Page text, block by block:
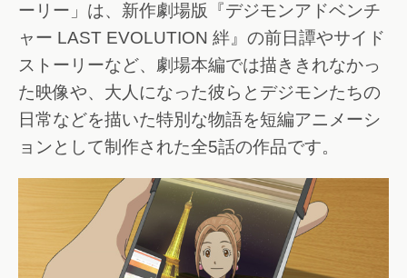
ーリー」は、新作劇場版『デジモンアドベンチ
ャー LAST EVOLUTION 絆』の前日譚やサイド
ストーリーなど、劇場本編では描ききれなかっ
た映像や、大人になった彼らとデジモンたちの
日常などを描いた特別な物語を短編アニメーシ
ョンとして制作された全5話の作品です。